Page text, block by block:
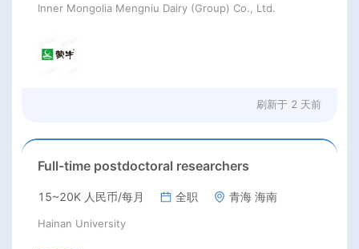
Inner Mongolia Mengniu Dairy (Group) Co., Ltd.
刷新于 2 天前
Full-time postdoctoral researchers
15~20K 人民币/每月 全职 青海 海南
Hainan University